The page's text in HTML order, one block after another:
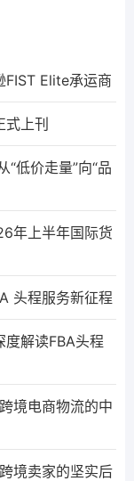
FIST Elite承运商
式上刊
低价走量”向“品
年上半年国际货
头程服务新征程
度解读FBA头程
境电商物流的中
境卖家的坚实后